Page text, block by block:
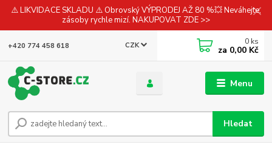
⚠️ LIKVIDACE SKLADU ⚠️ Obrovský VÝPRODEJ AŽ 80 %💥 Neváhejte,
zásoby rychle mizí. NAKUPOVAT ZDE >>
Menu
CZK
Hledat
+420 774 458 618 0 ks
za 0,00 Kč